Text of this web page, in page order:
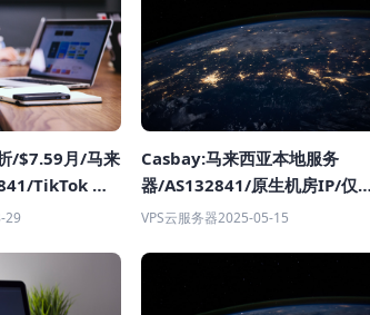
/$7.59月/马来
TikTok 支
、解锁
29
Casbay:马来西亚本地服务
器/AS132841/原生机房IP/仅需
$9.59
VPS云服务器2025-05-15